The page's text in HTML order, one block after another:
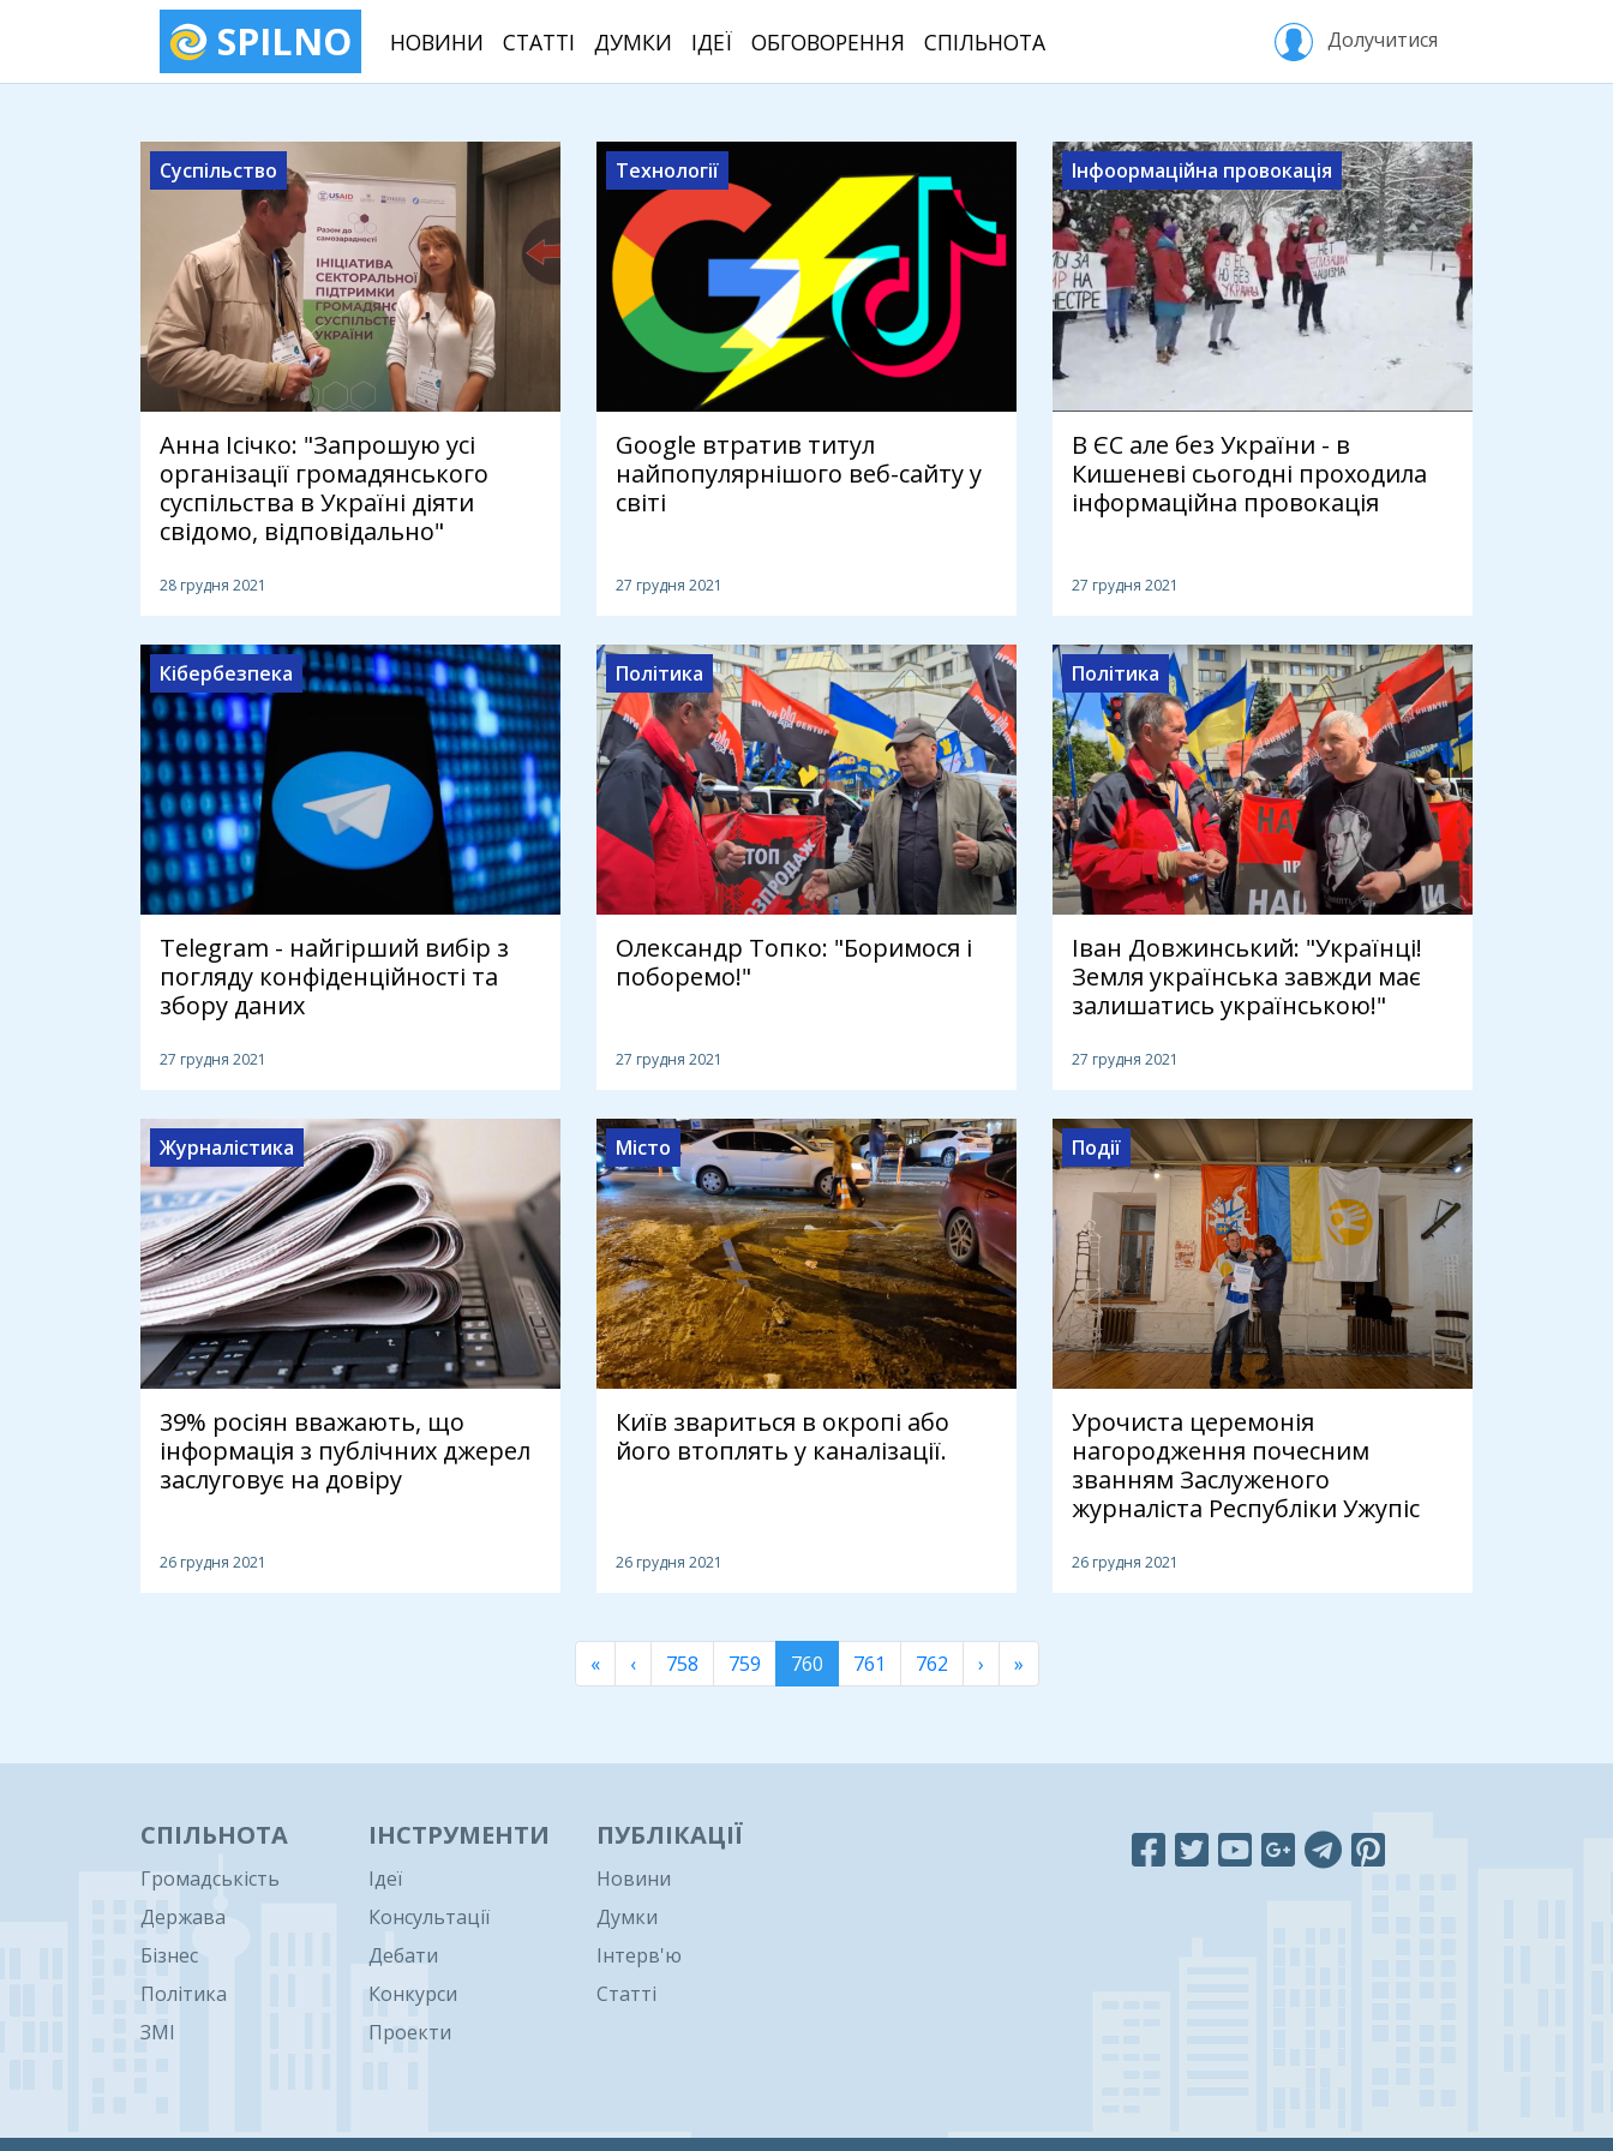
SPILNO НОВИНИ СТАТТІ ДУМКИ ІДЕЇ ОБГОВОРЕННЯ СПІЛЬНОТА Долучитися
Суспільство
Анна Ісічко: "Запрошую усі
організації громадянського
суспільства в Україні діяти
свідомо, відповідально"
28 грудня 2021
Технології
Google втратив титул
найпопулярнішого веб-сайту у
світі
27 грудня 2021
Інфоормаційна провокація
В ЄС але без України - в
Кишеневі сьогодні проходила
інформаційна провокація
27 грудня 2021
Кібербезпека
Telegram - найгірший вибір з
погляду конфіденційності та
збору даних
27 грудня 2021
Політика
Олександр Топко: "Боримося і
поборемо!"
27 грудня 2021
Політика
Іван Довжинський: "Українці!
Земля українська завжди має
залишатись українською!"
27 грудня 2021
Журналістика
39% росіян вважають, що
інформація з публічних джерел
заслуговує на довіру
26 грудня 2021
Місто
Київ звариться в окропі або
його втоплять у каналізації.
26 грудня 2021
Події
Урочиста церемонія
нагородження почесним
званням Заслуженого
журналіста Республіки Ужупіс
26 грудня 2021
« ‹ 758 759 760 761 762 › »
СПІЛЬНОТА
Громадськість
Держава
Бізнес
Політика
ЗМІ
ІНСТРУМЕНТИ
Ідеї
Консультації
Дебати
Конкурси
Проекти
ПУБЛІКАЦІЇ
Новини
Думки
Інтерв'ю
Статті